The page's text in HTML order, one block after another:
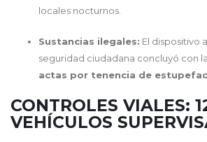
locales nocturnos.
Sustancias ilegales: El dispositivo
seguridad ciudadana concluyó con
actas por tenencia de
CONTROLES VIALES:
VEHÍCULOS